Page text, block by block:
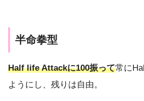
半命拳型
Half life Attackに100振って常に
ようにし、残りは自由。